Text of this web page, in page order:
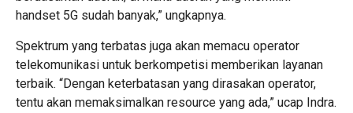
handset 5G sudah banyak,” ungkapnya.
Spektrum yang terbatas juga akan memacu operator
telekomunikasi untuk berkompetisi memberikan layanan
terbaik. “Dengan keterbatasan yang dirasakan operator,
tentu akan memaksimalkan resource yang ada,” ucap Indra.